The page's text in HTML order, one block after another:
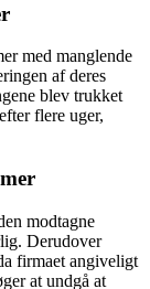
med manglende
af deres
blev trukket
flere uger,
modtagne
Derudover
firmaet angiveligt
at undgå at